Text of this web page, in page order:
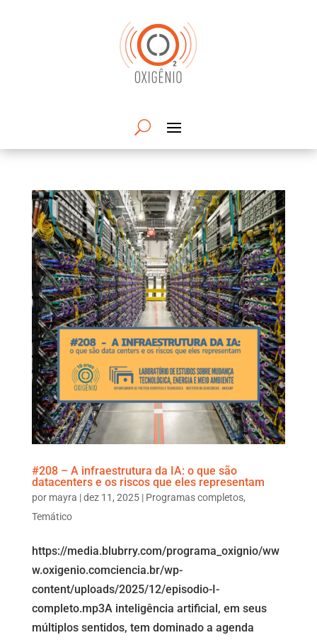
#208 – A infraestrutura da IA: o que são
datacenters e os riscos que eles representam
por mayra |dez 11, 2025| Programas completos,
Temático
https://media.blubrry.com/programa_oxignio/ww
w.oxigenio.comciencia.br/wp-
content/uploads/2025/12/episodio-I-
completo.mp3A inteligência artificial, em seus
múltiplos sentidos, tem dominado a agenda